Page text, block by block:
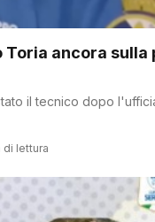
Toria ancora sulla
il tecnico dopo
di lettura